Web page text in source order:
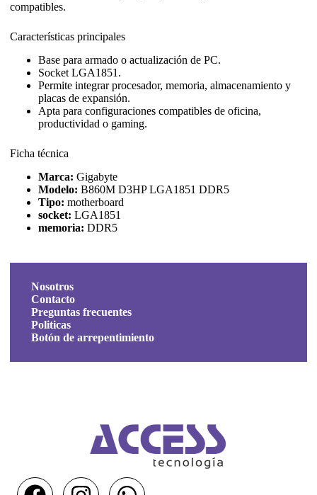
compatibles.
Características principales
Base para armado o actualización de PC.
Socket LGA1851.
Permite integrar procesador, memoria, almacenamiento y
placas de expansión.
Apta para configuraciones compatibles de oficina,
productividad o gaming.
Ficha técnica
Marca: Gigabyte
Modelo: B860M D3HP LGA1851 DDR5
Tipo: motherboard
socket: LGA1851
memoria: DDR5
Nosotros
Contacto
Preguntas frecuentes
Politicas
Botón de arrepentimiento